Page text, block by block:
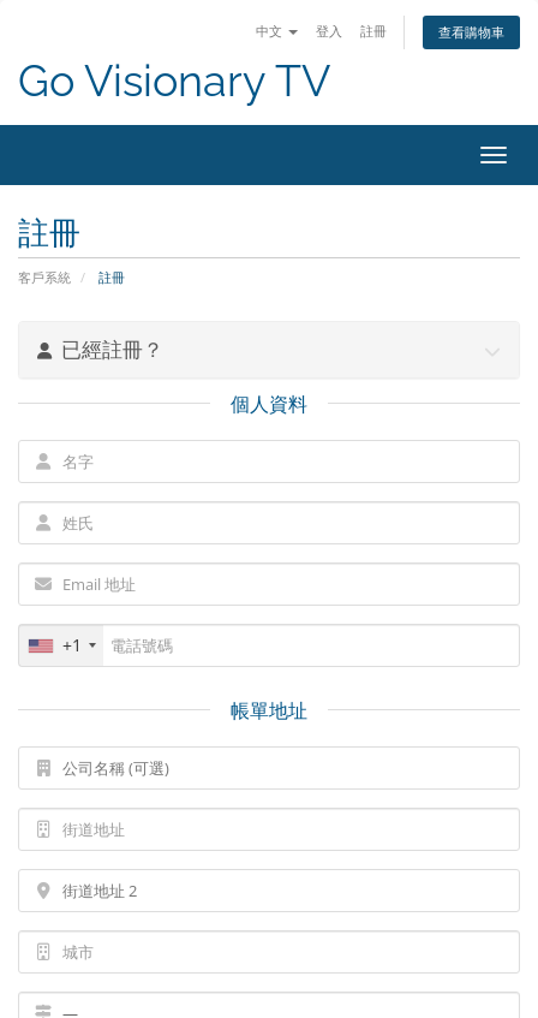
中文 登入 註冊 查看購物車
Go Visionary TV
切換
註冊
客戶系統 註冊
已經註冊？
個人資料
+1
帳單地址